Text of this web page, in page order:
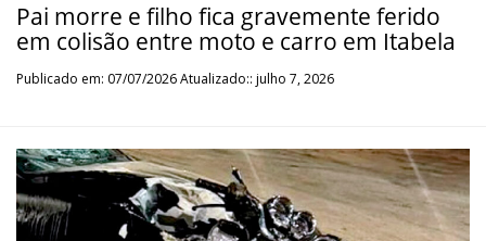
Pai morre e filho fica gravemente ferido
em colisão entre moto e carro em Itabela
Publicado em: 07/07/2026 Atualizado:: julho 7, 2026